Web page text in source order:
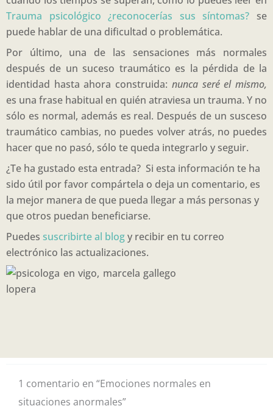
Trauma psicológico ¿reconocerías sus síntomas? se
puede hablar de una dificultad o problemática.
Por último, una de las sensaciones más normales
después de un suceso traumático es la pérdida de la
identidad hasta ahora construida: nunca seré el mismo,
es una frase habitual en quién atraviesa un trauma. Y no
sólo es normal, además es real. Después de un susceso
traumático cambias, no puedes volver atrás, no puedes
hacer que no pasó, sólo te queda integrarlo y seguir.
¿Te ha gustado esta entrada? Si esta información te ha
sido útil por favor compártela o deja un comentario, es
la mejor manera de que pueda llegar a más personas y
que otros puedan beneficiarse.
Puedes suscribirte al blogy recibir en tu correo
electrónico las actualizaciones.
1 comentario en “Emociones normales en
situaciones anormales”